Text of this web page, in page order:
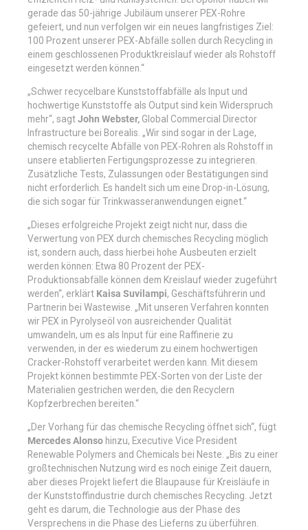
gerade das 50-jährige Jubiläum unserer PEX-Rohre
gefeiert, und nun verfolgen wir ein neues langfristiges Ziel:
100 Prozent unserer PEX-Abfälle sollen durch Recycling in
einem geschlossenen Produktkreislauf wieder als Rohstoff
eingesetzt werden können.“
„Schwer recycelbare Kunststoffabfälle als Input und
hochwertige Kunststoffe als Output sind kein Widerspruch
mehr“, sagtJohn Webster, Global Commercial Director
Infrastructure bei Borealis. „Wir sind sogar in der Lage,
chemisch recycelte Abfälle von PEX-Rohren als Rohstoff in
unsere etablierten Fertigungsprozesse zu integrieren.
Zusätzliche Tests, Zulassungen oder Bestätigungen sind
nicht erforderlich. Es handelt sich um eine Drop-in-Lösung,
die sich sogar für Trinkwasseranwendungen eignet.“
„Dieses erfolgreiche Projekt zeigt nicht nur, dass die
Verwertung von PEX durch chemisches Recycling möglich
ist, sondern auch, dass hierbei hohe Ausbeuten erzielt
werden können: Etwa 80 Prozent der PEX-
Produktionsabfälle können dem Kreislauf wieder zugeführt
werden“, erklärt Kaisa Suvilampi, Geschäftsführerin und
Partnerin bei Wastewise. „Mit unseren Verfahren konnten
wir PEX in Pyrolyseöl von ausreichender Qualität
umwandeln, um es als Input für eine Raffinerie zu
verwenden, in der es wiederum zu einem hochwertigen
Cracker-Rohstoff verarbeitet werden kann. Mit diesem
Projekt können bestimmte PEX-Sorten von der Liste der
Materialien gestrichen werden, die den Recyclern
Kopfzerbrechen bereiten.“
„Der Vorhang für das chemische Recycling öffnet sich“, fügt
Mercedes Alonso hinzu, Executive Vice President
Renewable Polymers and Chemicals bei Neste. „Bis zu einer
großtechnischen Nutzung wird es noch einige Zeit dauern,
aber dieses Projekt liefert die Blaupause für Kreisläufe in
der Kunststoffindustrie durch chemisches Recycling. Jetzt
geht es darum, die Technologie aus der Phase des
Versprechens in die Phase des Lieferns zu überführen.